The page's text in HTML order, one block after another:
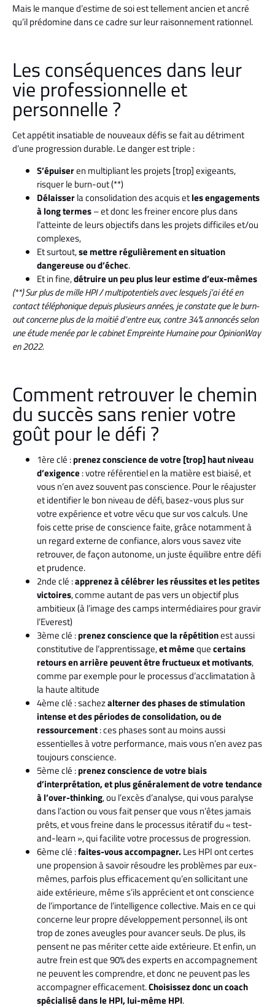
Mais le manque d’estime de soi est tellement ancien et ancré
qu’il prédomine dans ce cadre sur leur raisonnement rationnel.
Les conséquences dans leur
vie professionnelle et
personnelle ?
Cet appétit insatiable de nouveaux défis se fait au détriment
d’une progression durable. Le danger est triple :
S’épuiseren multipliant les projets [trop] exigeants,
risquer le burn-out (**)
Délaisserla consolidation des acquis etles engagements
à long termes– et donc les freiner encore plus dans
l’atteinte de leurs objectifs dans les projets difficiles et/ou
complexes,
Et surtout,se mettre régulièrement en situation
dangereuse ou d’échec.
Et in fine,détruire un peu plus leur estime d’eux-mêmes
(**) Sur plus de mille HPI / multipotentiels avec lesquels j’ai été en
contact téléphonique depuis plusieurs années, je constate que le burn-
out concerne plus de la moitié d’entre eux, contre 34% annoncés selon
une étude menée par le cabinet Empreinte Humaine pour OpinionWay
en 2022.
Comment retrouver le chemin
du succès sans renier votre
goût pour le défi ?
1ère clé :prenez conscience de votre [trop] haut niveau
d’exigence: votre référentiel en la matière est biaisé, et
vous n’en avez souvent pas conscience. Pour le réajuster
et identifier le bon niveau de défi, basez-vous plus sur
votre expérience et votre vécu que sur vos calculs. Une
fois cette prise de conscience faite, grâce notamment à
un regard externe de confiance, alors vous savez vite
retrouver, de façon autonome, un juste équilibre entre défi
et prudence.
2nde clé :apprenez à célébrer les réussites et les petites
victoires, comme autant de pas vers un objectif plus
ambitieux (à l’image des camps intermédiaires pour gravir
l’Everest)
3ème clé :prenez conscience que la répétitionest aussi
constitutive de l’apprentissage,et mêmequecertains
retours en arrière peuvent être fructueux et motivants,
comme par exemple pour le processus d’acclimatation à
la haute altitude
4ème clé : sachezalterner des phases de stimulation
intense et des périodes de consolidation, ou de
ressourcement: ces phases sont au moins aussi
essentielles à votre performance, mais vous n’en avez pas
toujours conscience.
5ème clé :prenez conscience de votre biais
d’interprétation, et plus généralement de votre tendance
à l’over-thinking, ou l’excès d’analyse, qui vous paralyse
dans l’action ou vous fait penser que vous n’êtes jamais
prêts, et vous freine dans le processus itératif du « test-
and-learn », qui facilite votre processus de progression.
6ème clé :faites-vous accompagner. Les HPI ont certes
une propension à savoir résoudre les problèmes par eux-
mêmes, parfois plus efficacement qu’en sollicitant une
aide extérieure, même s’ils apprécient et ont conscience
de l’importance de l’intelligence collective. Mais en ce qui
concerne leur propre développement personnel, ils ont
trop de zones aveugles pour avancer seuls. De plus, ils
pensent ne pas mériter cette aide extérieure. Et enfin, un
autre frein est que 90% des experts en accompagnement
ne peuvent les comprendre, et donc ne peuvent pas les
accompagner efficacement.Choisissez donc un coach
spécialisé dans le HPI, lui-même HPI.